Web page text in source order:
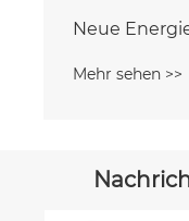
Neue
Mehr sehen >>